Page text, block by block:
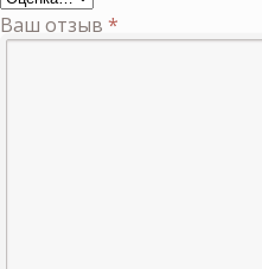
Ваш отзыв *